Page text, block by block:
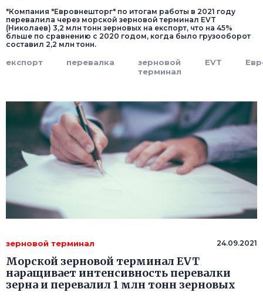
"Компания "Евровнешторг" по итогам работы в 2021 году
перевалила через морской зерновой терминал EVT
(Николаев) 3,2 млн тонн зерновых на експорт, что на 45%
бльше по сравнению с 2020 годом, когда было грузооборот
составил 2,2 млн тонн.
експорт перевалка
зерновой
терминал
EVT
зерновой терминал 24.09.2021
Морской зерновой терминал EVT
наращивает интенсивность перевалки
зерна и перевалил 1 млн тонн зерновых